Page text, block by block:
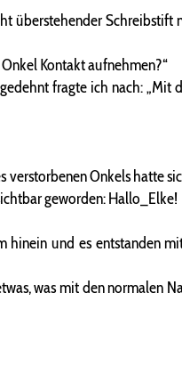
überstehender
Kontakt aufnehmen?“
fragte ich nach: „Mit
Onkels hatte
geworden: Hallo_Elke!
und es entstanden
was mit den normalen